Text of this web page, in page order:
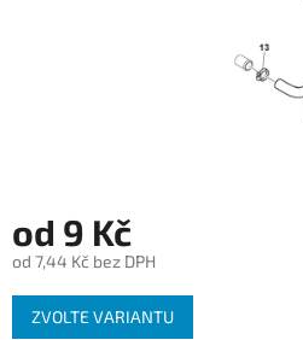
od 9 Kč
od 7,44 Kč bez DPH
Měrná
cena:
ZVOLTE VARIANTU